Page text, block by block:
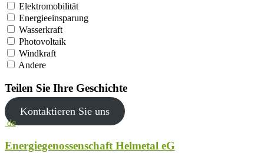
Elektromobilität
Energieeinsparung
Wasserkraft
Photovoltaik
Windkraft
Andere
Teilen Sie Ihre Geschichte
Kontaktieren Sie uns
de
Energiegenossenschaft Helmetal eG